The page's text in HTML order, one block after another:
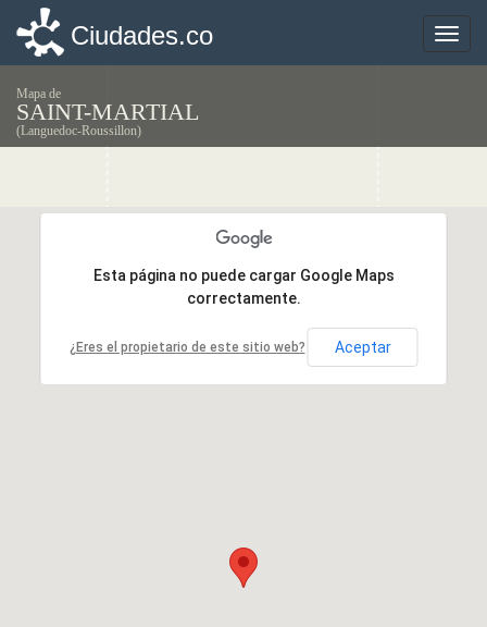
Toggle
Ciudades.co
Mapa de
SAINT-MARTIAL
(Languedoc-Roussillon)
Esta página no puede cargar Google Maps
correctamente.
¿Eres el propietario de este sitio web? Aceptar
Esta página no puede cargar Google Maps
correctamente.
¿Eres el propietario de este sitio web? Aceptar
Toggle
Ciudades.co